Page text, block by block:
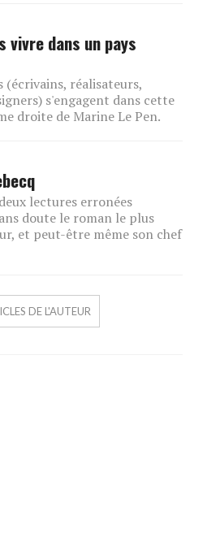
vivre dans un pays
réalisateurs,
s'engagent dans cette
droite de Marine Le Pen.
lectures erronées
doute le roman le plus
et peut-être même son chef
DE L'AUTEUR